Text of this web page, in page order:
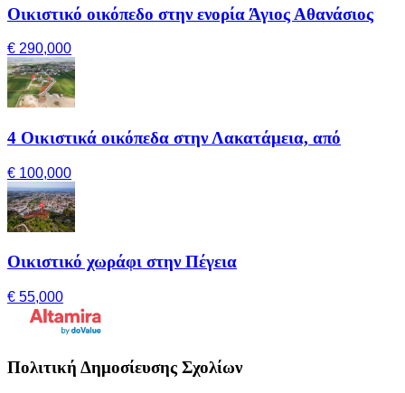
Οικιστικό οικόπεδο στην ενορία Άγιος Αθανάσιος
€ 290,000
4 Οικιστικά οικόπεδα στην Λακατάμεια, από
€ 100,000
Οικιστικό χωράφι στην Πέγεια
€ 55,000
Πολιτική Δημοσίευσης Σχολίων